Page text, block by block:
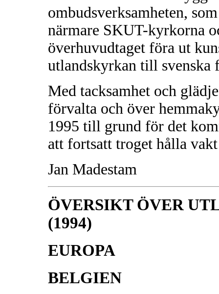
ombudsverksamheten,
närmare SKUT-kyrkorna
överhuvudtaget föra ut
utlandskyrkan till svenska
Med tacksamhet och
förvalta och över
1995 till grund för det
att fortsatt troget hålla
Jan Madestam
ÖVERSIKT ÖVER
(1994)
EUROPA
BELGIEN